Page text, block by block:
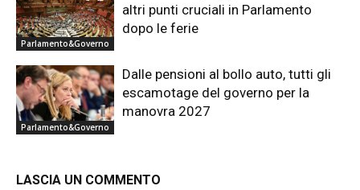
Parlamento&Governo
altri punti cruciali in Parlamento
dopo le ferie
Parlamento&Governo
Dalle pensioni al bollo auto, tutti gli
escamotage del governo per la
manovra 2027
LASCIA UN COMMENTO